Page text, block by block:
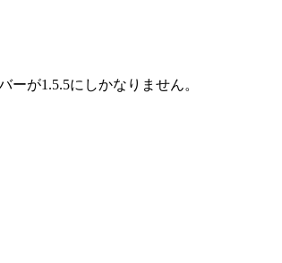
ーが1.5.5にしかなりません。